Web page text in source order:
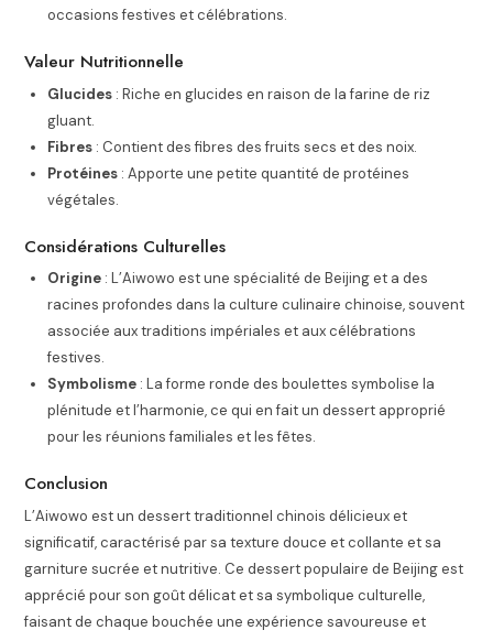
occasions festives et célébrations.
Valeur Nutritionnelle
Glucides : Riche en glucides en raison de la farine de riz
gluant.
Fibres : Contient des fibres des fruits secs et des noix.
Protéines : Apporte une petite quantité de protéines
végétales.
Considérations Culturelles
Origine : L’Aiwowo est une spécialité de Beijing et a des
racines profondes dans la culture culinaire chinoise, souvent
associée aux traditions impériales et aux célébrations
festives.
Symbolisme : La forme ronde des boulettes symbolise la
plénitude et l’harmonie, ce qui en fait un dessert approprié
pour les réunions familiales et les fêtes.
Conclusion
L’Aiwowo est un dessert traditionnel chinois délicieux et
significatif, caractérisé par sa texture douce et collante et sa
garniture sucrée et nutritive. Ce dessert populaire de Beijing est
apprécié pour son goût délicat et sa symbolique culturelle,
faisant de chaque bouchée une expérience savoureuse et